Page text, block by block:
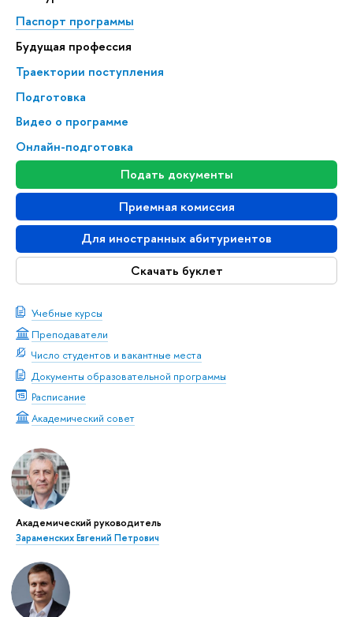
Паспорт программы
Будущая профессия
Траектории поступления
Подготовка
Видео о программе
Онлайн-подготовка
Подать документы
Приемная комиссия
Для иностранных абитуриентов
Скачать буклет
Учебные курсы
Преподаватели
Число студентов и вакантные места
Документы образовательной программы
Расписание
Академический совет
Академический руководитель
Зараменских Евгений Петрович